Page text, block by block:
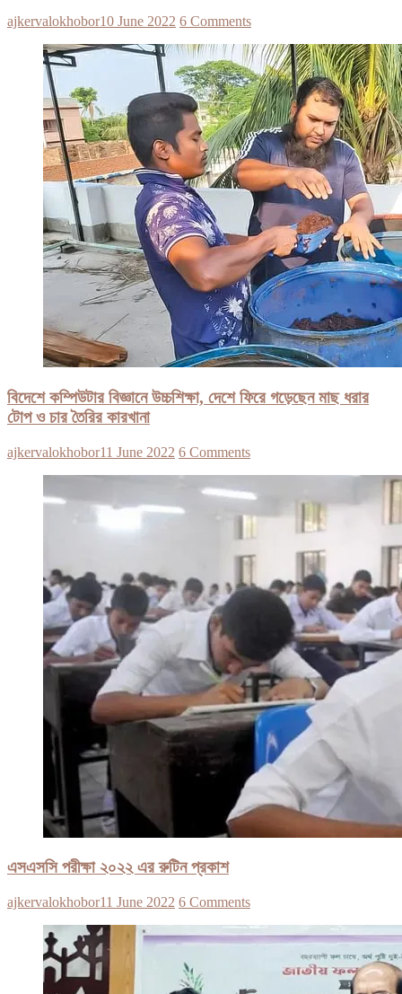
ajkervalokhobor10 June 2022 6 Comments
বিদেশে কম্পিউটার বিজ্ঞানে উচ্চশিক্ষা, দেশে ফিরে গড়েছেন মাছ ধরার
টোপ ও চার তৈরির কারখানা
ajkervalokhobor11 June 2022 6 Comments
এসএসসি পরীক্ষা ২০২২ এর রুটিন প্রকাশ
ajkervalokhobor11 June 2022 6 Comments